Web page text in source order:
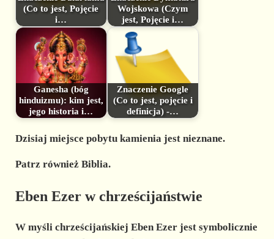
(Co to jest, Pojęcie
i…
Wojskowa (Czym
jest, Pojęcie i…
Ganesha (bóg
hinduizmu): kim jest,
jego historia i…
Znaczenie Google
(Co to jest, pojęcie i
definicja) -…
Dzisiaj miejsce pobytu kamienia jest nieznane.
Patrz również Biblia.
Eben Ezer w chrześcijaństwie
W myśli chrześcijańskiej Eben Ezer jest symbolicznie